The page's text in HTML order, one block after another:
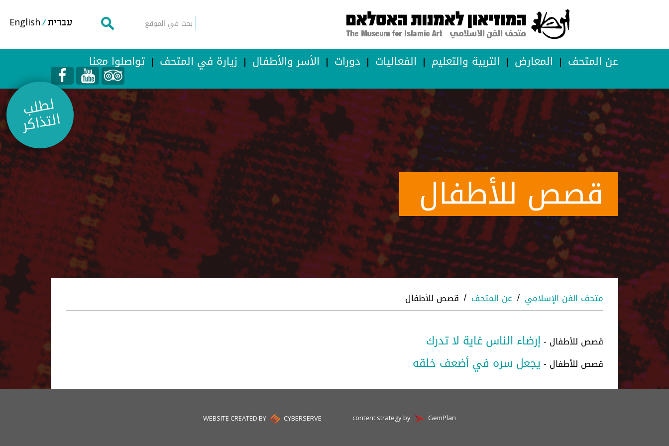
עברית English
عن المتحف المعارض التربية والتعليم الفعاليات دورات الأسر والأطفال زيارة في المتحف تواصلوا معنا
قصص للأطفال
متحف الفن الإسلامي / عن المتحف / قصص للأطفال
قصص للأطفال -إرضاء الناس غاية لا تدرك
قصص للأطفال - يجعل سره في أضعف خلقه
WEBSITE CREATED BY CYBERSERVE content strategy by GemPlan
لط
لب
التذ
اك
ر